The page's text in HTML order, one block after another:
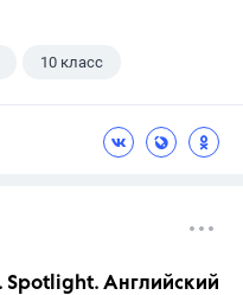
10 класс
Spotlight. Английский